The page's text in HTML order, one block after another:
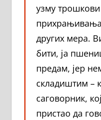
узму
других мера.
бити, ја
предам, јер
складиштим –
саговорник,
пристао да